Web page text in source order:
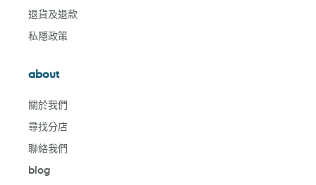
退貨及退款
私隱政策
about
關於我們
尋找分店
聯絡我們
blog